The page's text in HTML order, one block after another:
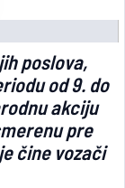
poslova,
od 9. do
akciju
pre
čine vozači